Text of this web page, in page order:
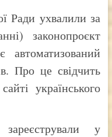
Ради ухвалили за
законопроєкт
Про це свідчить
українського
у